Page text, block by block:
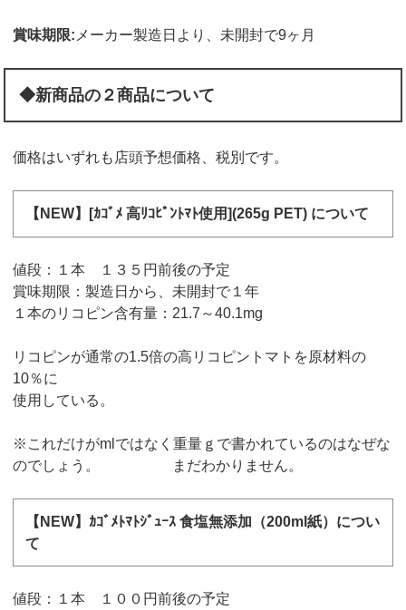
賞味期限: メーカー製造日より、未開封で9ヶ月
◆新商品の２商品について
価格はいずれも店頭予想価格、税別です。
【NEW】[ｶｺﾞﾒ 高ﾘｺﾋﾟﾝﾄﾏﾄ使用](265g PET) について
値段：１本 １３５円前後の予定
賞味期限：製造日から、未開封で１年
１本のリコピン含有量：21.7～40.1mg
リコピンが通常の1.5倍の高リコピントマトを原材料の
10％に
使用している。
※これだけがmlではなく重量ｇで書かれているのはなぜな
のでしょう。 まだわかりません。
【NEW】ｶｺﾞﾒﾄﾏﾄｼﾞｭｰｽ 食塩無添加（200ml紙）につい
て
値段：１本 １００円前後の予定